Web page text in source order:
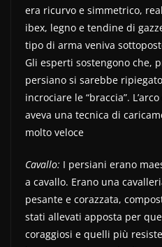
era ricurvo e simmetrico,
ibex, legno e tendine di
tipo di arma veniva
Gli esperti sostengono che,
persiano si sarebbe
incrociare le “braccia”.
aveva una tecnica di
molto veloce
Cavallo: I persiani erano
a cavallo. Erano una
pesante e corazzata,
stati allevati apposta per
coraggiosi e quelli più